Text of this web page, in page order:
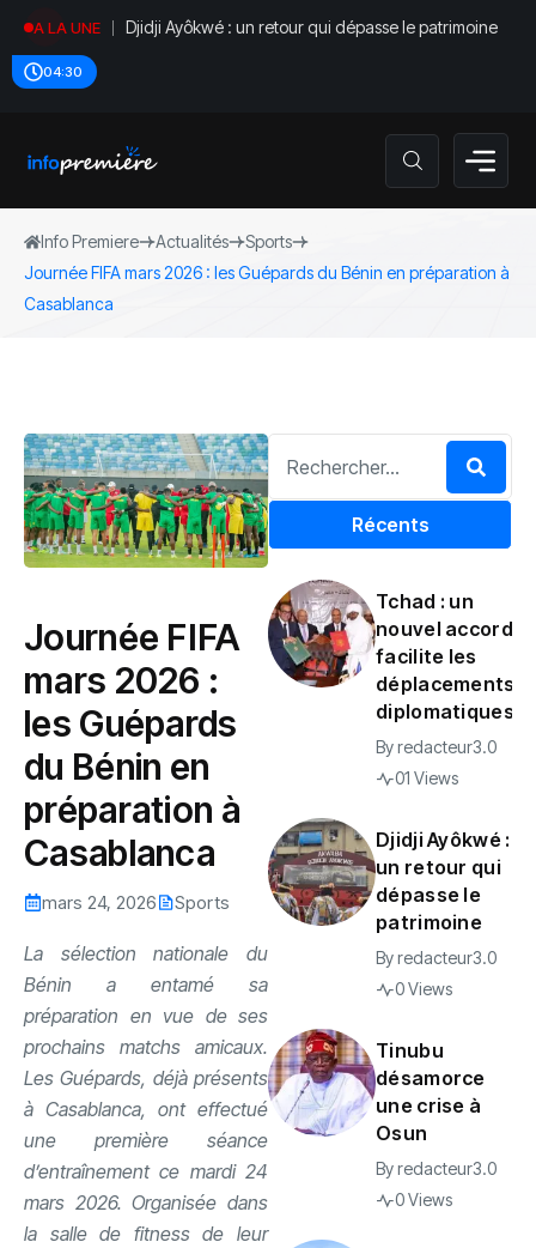
A LA UNE Djidji Ayôkwé : un retour qui dépasse le patrimoine
04:30
Info Premiere Actualités
Sports
Journée FIFA mars 2026 : les Guépards du Bénin en préparation à
Casablanca
Journée FIFA
mars 2026 :
les Guépards
du Bénin en
préparation à
Casablanca
mars 24, 2026 Sports
La sélection nationale du
Bénin a entamé sa
préparation en vue de ses
prochains matchs amicaux.
Les Guépards, déjà présents
à Casablanca, ont effectué
une première séance
d’entraînement ce mardi 24
mars 2026. Organisée dans
la salle de fitness de leur
Récents
Tchad : un
nouvel accord
facilite les
déplacements
diplomatiques
Byredacteur3.0
01 Views
Djidji Ayôkwé :
un retour qui
dépasse le
patrimoine
Byredacteur3.0
0 Views
Tinubu
désamorce
une crise à
Osun
Byredacteur3.0
0 Views